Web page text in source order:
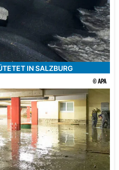
IN SALZBURG
© APA